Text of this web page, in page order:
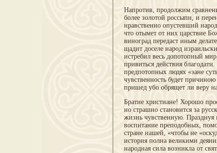
Напротив, продолжим
более золотой россыпи, и
нравственно опустевший
что отымет от них царствие
виноград передаст иным
щадит доселе народ
истребил весь допотопный
привиться действия
предпотопных людях «зане
чувственность будет
пришед убо обрящет ли веру
Братие христиане! Хорошо
но страшно становится за
жизнь чувственную.
воспитание преподобных,
стране нашей, «чтобы не
история полна великими
народная сила возникла от